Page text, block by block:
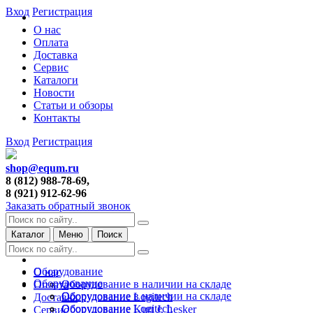
О нас
Оплата
Доставка
Сервис
Каталоги
Новости
Статьи и обзоры
Контакты
Вход Регистрация
Вход Регистрация
shop@equm.ru
8 (812) 988-78-69,
8 (921) 912-62-96
Заказать обратный звонок
Каталог Меню Поиск
О нас
Оплата
Доставка
Сервис
Оборудование
Оборудование в наличии на складе
Оборудование Logitech
Оборудование Kurt J. Lesker
Оборудование
Оборудование в наличии на складе
Оборудование Logitech